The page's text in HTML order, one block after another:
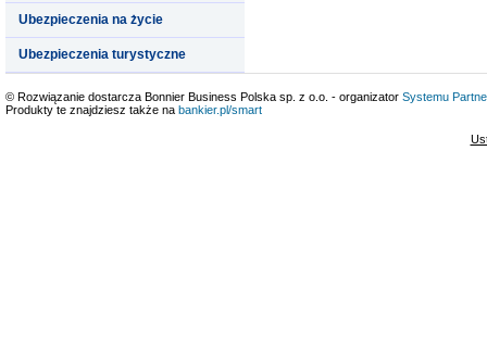
Ubezpieczenia na życie
Ubezpieczenia turystyczne
© Rozwiązanie dostarcza Bonnier Business Polska sp. z o.o. - organizator Systemu
Produkty te znajdziesz także na bankier.pl/smart